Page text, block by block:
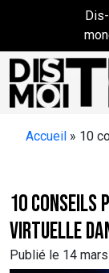
Skip to main
Accueil » 10
10
virtuelle
Publié le 14